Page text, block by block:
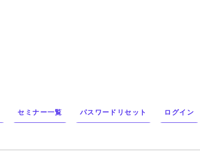
セミナー一覧 パスワードリセット ログイン